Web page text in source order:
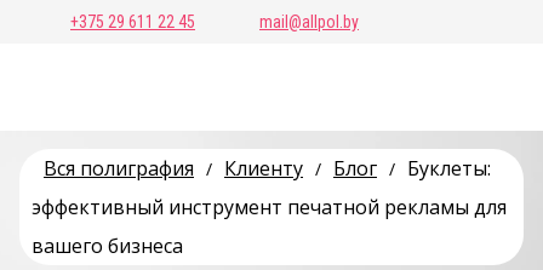
+375 29 611 22 45 mail@allpol.by
Вся полиграфия / Клиенту / Блог / Буклеты:
эффективный инструмент печатной рекламы для
вашего бизнеса